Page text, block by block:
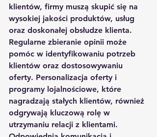
klientów, firmy muszą skupić się na
wysokiej jakości produktów, usług
oraz doskonałej obsłudze klienta.
Regularne zbieranie opinii może
pomóc w identyfikowaniu potrzeb
klientów oraz dostosowywaniu
oferty. Personalizacja oferty i
programy lojalnościowe, które
nagradzają stałych klientów, również
odgrywają kluczową rolę w
utrzymaniu relacji z klientami.